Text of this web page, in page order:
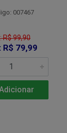
007467
R$ 99,90
R$ 79,99